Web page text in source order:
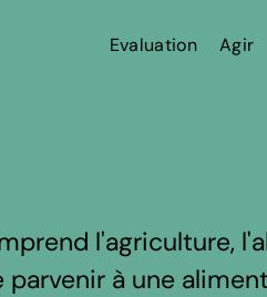
Evaluation Agir
l'agriculture,
à une